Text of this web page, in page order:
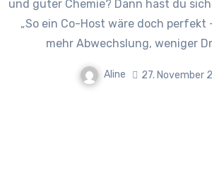
und guter Chemie? Dann hast du
„So ein Co-Host wäre doch perfekt
mehr Abwechslung, weniger
Aline 27. November